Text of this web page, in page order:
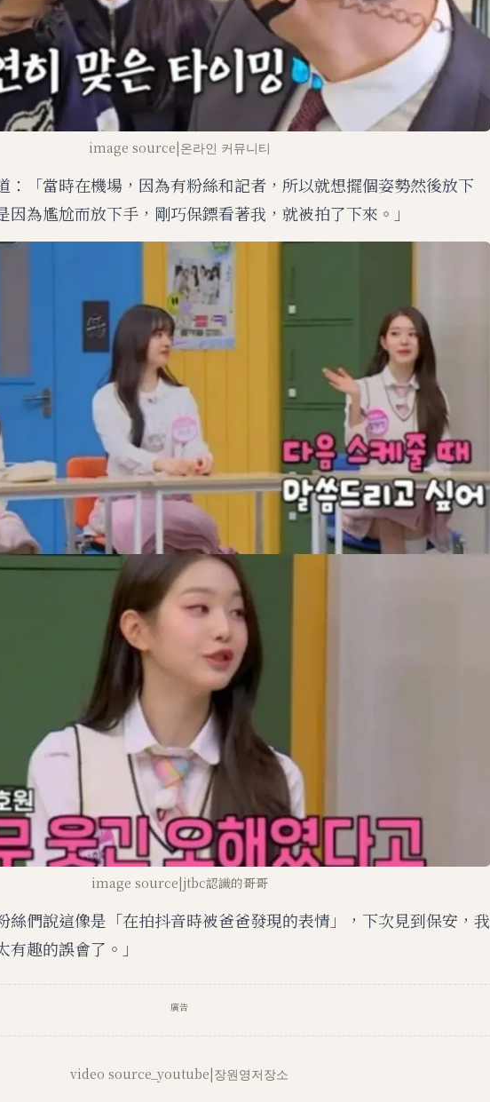
image source|온라인 커뮤니티
：「當時在機場，因為有粉絲和記者，所以就想擺個姿勢然後放下
因為尷尬而放下手，剛巧保鏢看著我，就被拍了下來。」
image source|jtbc認識的哥哥
絲們說這像是「在拍抖音時被爸爸發現的表情」，下次見到保安，我
趣的誤會了。」
廣告
video source_youtube|장원영저장소